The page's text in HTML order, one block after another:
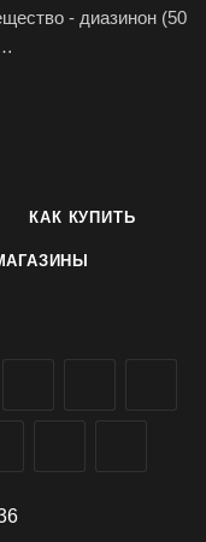
- диазинон (50
для гибели
и Россию.
КАК КУПИТЬ